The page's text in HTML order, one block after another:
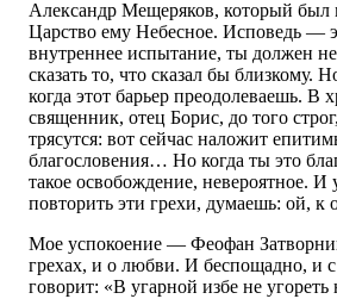
Александр Мещеряков, который был
Царство ему Небесное. Исповедь —
внутреннее испытание, ты должен
сказать то, что сказал бы близкому.
когда этот барьер преодолеваешь. В
священник, отец Борис, до того
трясутся: вот сейчас наложит
благословения… Но когда ты это
такое освобождение, невероятное.
повторить эти грехи, думаешь: ой,
Мое успокоение — Феофан
грехах, и о любви. И беспощадно, и
говорит: «В угарной избе не